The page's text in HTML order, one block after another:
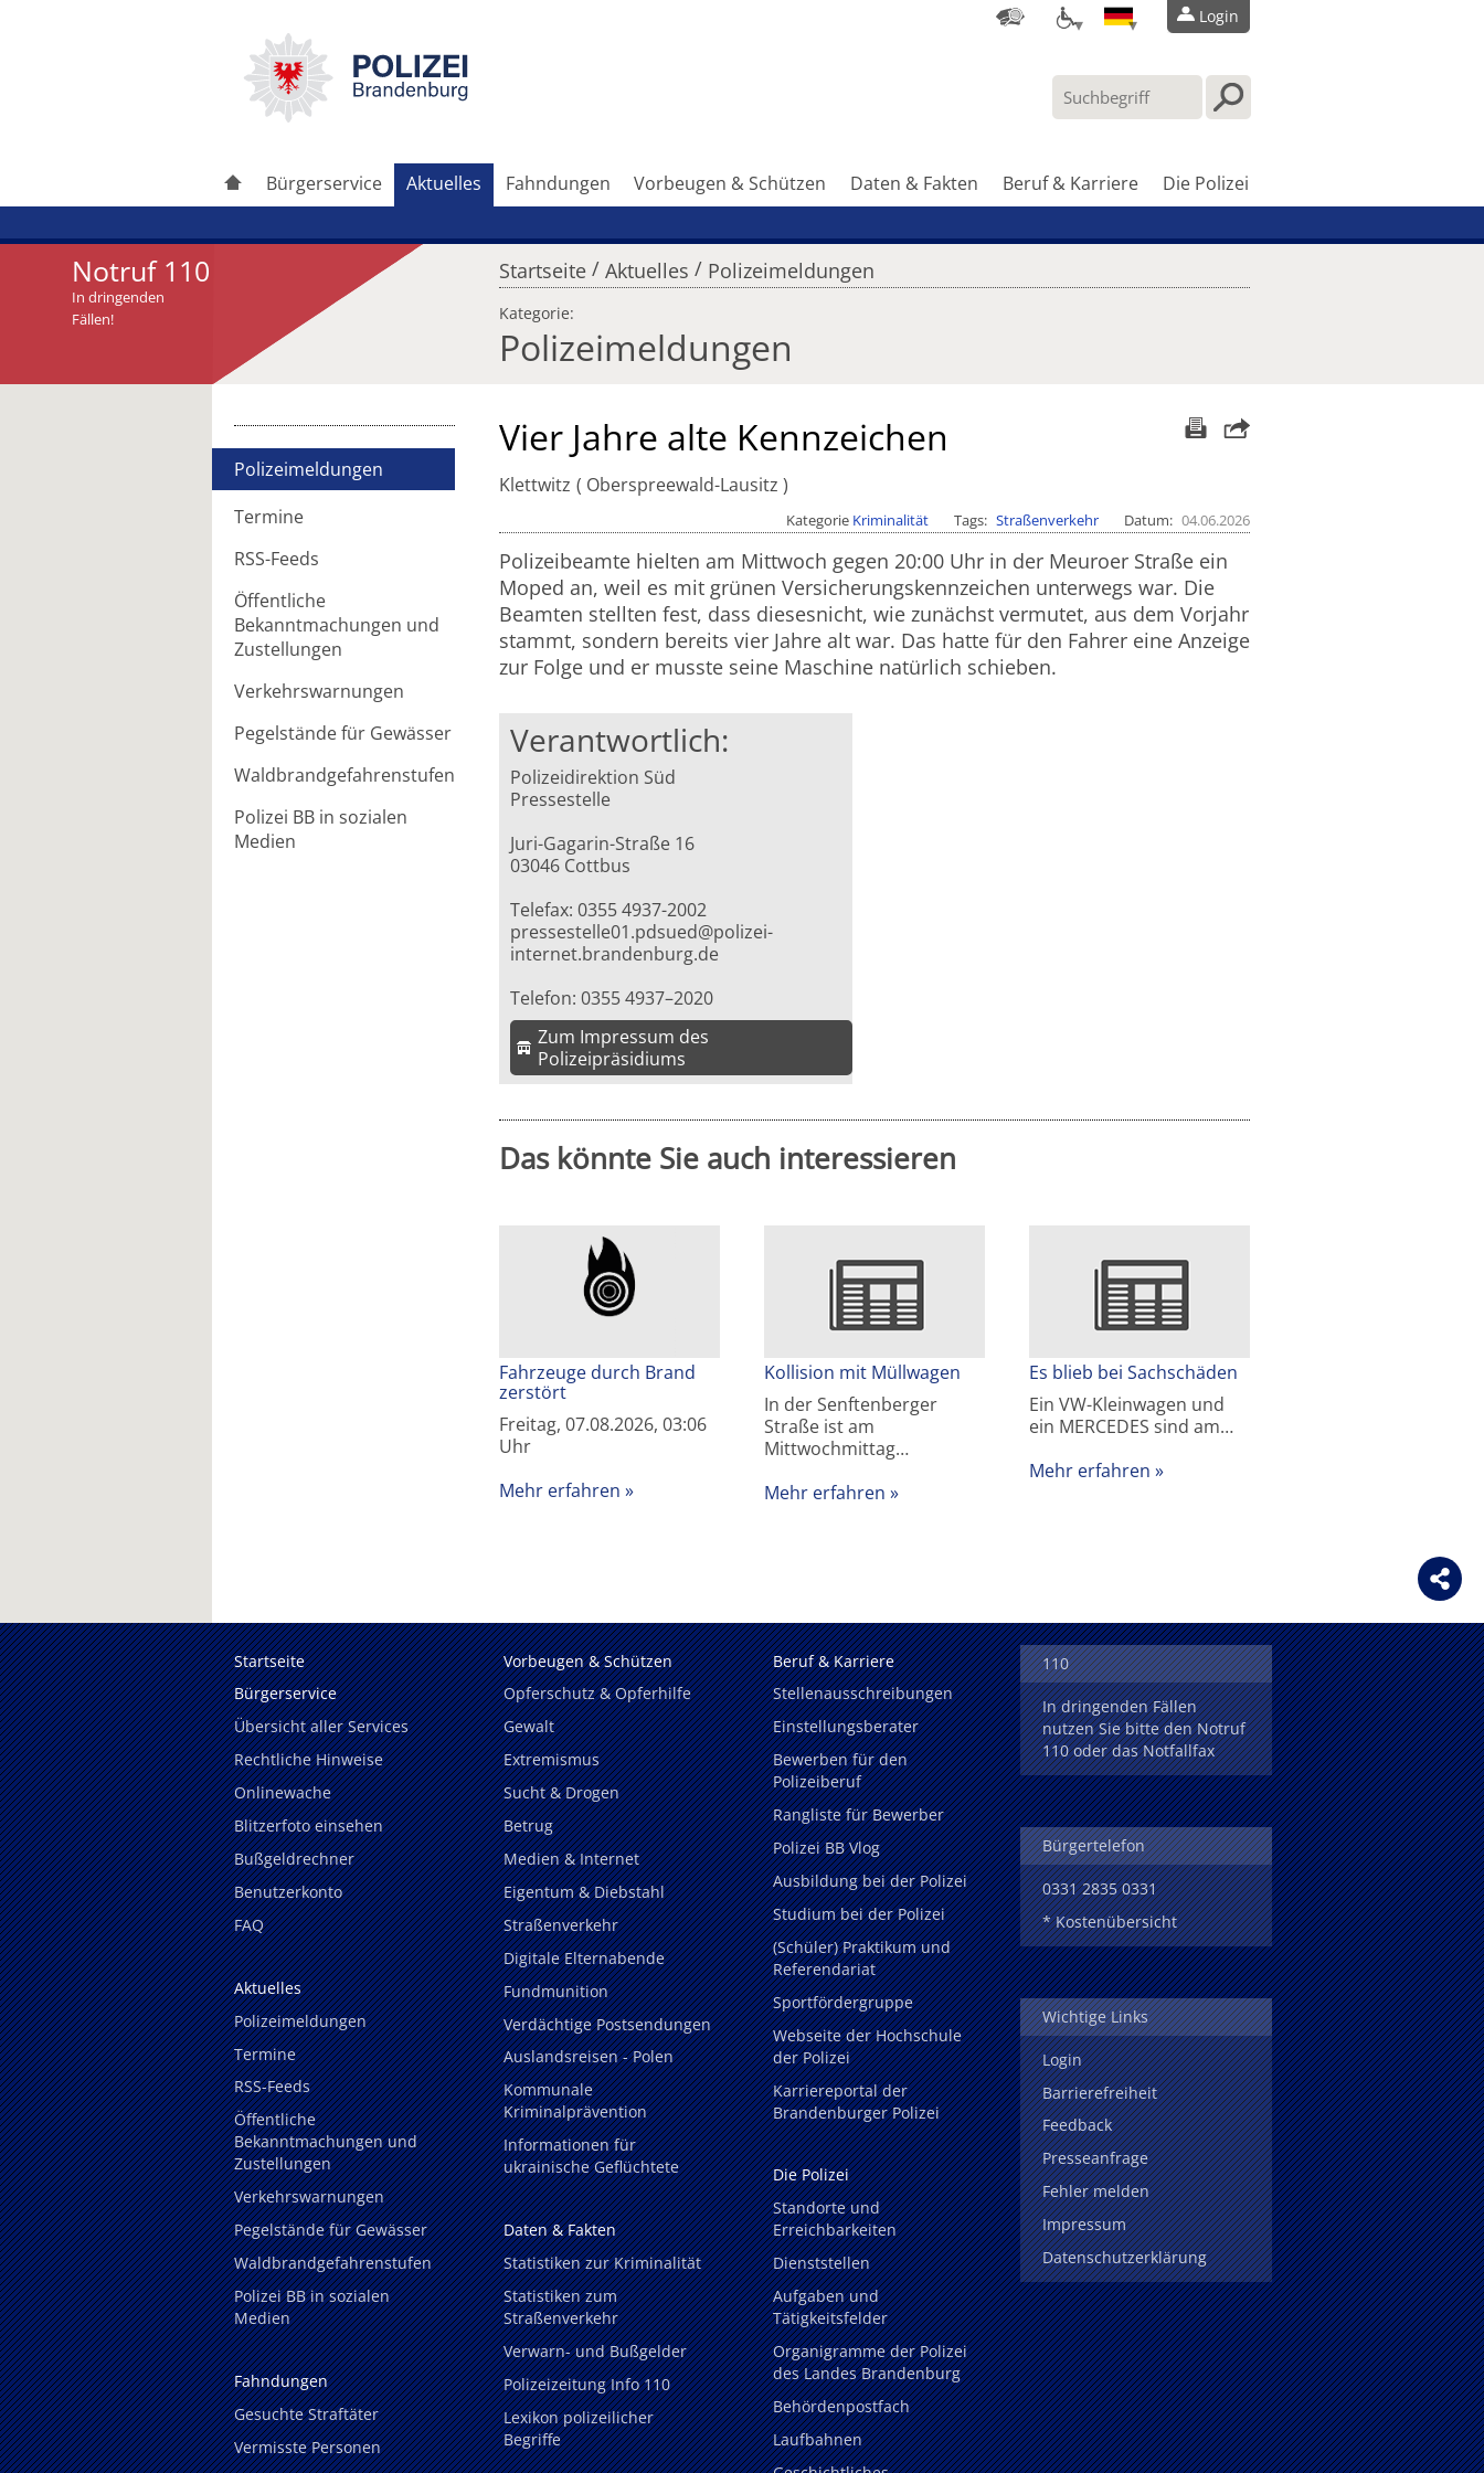
Login
Bürgerservice Aktuelles Fahndungen Vorbeugen & Schützen Daten & Fakten Beruf & Karriere Die Polizei
Notruf 110
In dringenden
Fällen!
Startseite / Aktuelles / Polizeimeldungen
Kategorie:
Polizeimeldungen
Polizeimeldungen
Termine
RSS-Feeds
Öffentliche
Bekanntmachungen und
Zustellungen
Verkehrswarnungen
Pegelstände für Gewässer
Waldbrandgefahrenstufen
Polizei BB in sozialen
Medien
Artikel weiterleiten Vier Jahre alte Kennzeichen
Klettwitz Oberspreewald-Lausitz
Kategorie Kriminalität Tags Straßenverkehr Datum 04.06.2026
Polizeibeamte hielten am Mittwoch gegen 20:00 Uhr in der Meuroer Straße ein
Moped an, weil es mit grünen Versicherungskennzeichen unterwegs war. Die
Beamten stellten fest, dass diesesnicht, wie zunächst vermutet, aus dem Vorjahr
stammt, sondern bereits vier Jahre alt war. Das hatte für den Fahrer eine Anzeige
zur Folge und er musste seine Maschine natürlich schieben.
Verantwortlich:
Polizeidirektion Süd
Pressestelle
Juri-Gagarin-Straße 16
03046 Cottbus
Telefax: 0355 4937-2002
pressestelle01.pdsued@polizei-
internet.brandenburg.de
Telefon: 0355 4937–2020
Zum Impressum des
Polizeipräsidiums
Das könnte Sie auch interessieren
Fahrzeuge durch Brand
zerstört
Freitag, 07.08.2026, 03:06
Uhr
Mehr erfahren
Kollision mit Müllwagen
In der Senftenberger
Straße ist am
Mittwochmittag…
Mehr erfahren
Es blieb bei Sachschäden
Ein VW-Kleinwagen und
ein MERCEDES sind am…
Mehr erfahren
Startseite
Bürgerservice
Übersicht aller Services
Rechtliche Hinweise
Onlinewache
Blitzerfoto einsehen
Bußgeldrechner
Benutzerkonto
FAQ
Aktuelles
Polizeimeldungen
Termine
RSS-Feeds
Öffentliche
Bekanntmachungen und
Zustellungen
Verkehrswarnungen
Pegelstände für Gewässer
Waldbrandgefahrenstufen
Polizei BB in sozialen
Medien
Fahndungen
Gesuchte Straftäter
Vermisste Personen
Vorbeugen & Schützen
Opferschutz & Opferhilfe
Gewalt
Extremismus
Sucht & Drogen
Betrug
Medien & Internet
Eigentum & Diebstahl
Straßenverkehr
Digitale Elternabende
Fundmunition
Verdächtige Postsendungen
Auslandsreisen - Polen
Kommunale
Kriminalprävention
Informationen für
ukrainische Geflüchtete
Daten & Fakten
Statistiken zur Kriminalität
Statistiken zum
Straßenverkehr
Verwarn- und Bußgelder
Polizeizeitung Info 110
Lexikon polizeilicher
Begriffe
Beruf & Karriere
Stellenausschreibungen
Einstellungsberater
Bewerben für den
Polizeiberuf
Rangliste für Bewerber
Polizei BB Vlog
Ausbildung bei der Polizei
Studium bei der Polizei
(Schüler) Praktikum und
Referendariat
Sportfördergruppe
Webseite der Hochschule
der Polizei
Karriereportal der
Brandenburger Polizei
Die Polizei
Standorte und
Erreichbarkeiten
Dienststellen
Aufgaben und
Tätigkeitsfelder
Organigramme der Polizei
des Landes Brandenburg
Behördenpostfach
Laufbahnen
110
In dringenden Fällen
nutzen Sie bitte den Notruf
110 oder das Notfallfax
Bürgertelefon
0331 2835 0331
* Kostenübersicht
Wichtige Links
Login
Barrierefreiheit
Feedback
Presseanfrage
Fehler melden
Impressum
Datenschutzerklärung